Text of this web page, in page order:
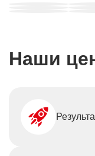
Наши